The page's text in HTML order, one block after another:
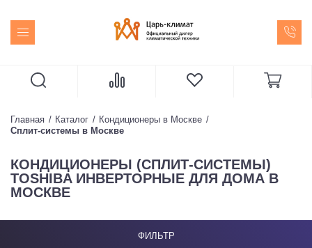
Главная Каталог
Кондиционеры в Москве
Сплит-системы в Москве
КОНДИЦИОНЕРЫ (СПЛИТ-СИСТЕМЫ)
TOSHIBA ИНВЕРТОРНЫЕ ДЛЯ ДОМА В
МОСКВЕ
ФИЛЬТР